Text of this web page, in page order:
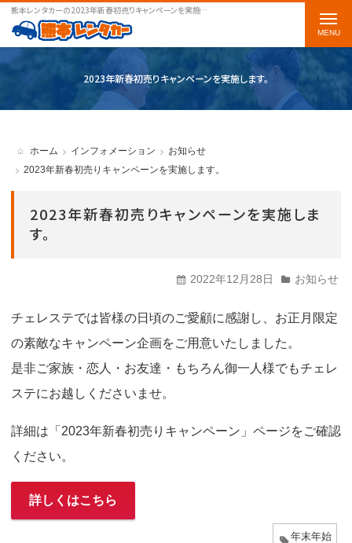
熊本レンタカーの2023年新春初売りキャンペーンを実施します。をご案内します
2023年新春初売りキャンペーンを実施します。
ホーム インフォメーション
お知らせ
2023年新春初売りキャンペーンを実施します。
2023年新春初売りキャンペーンを実施しま
す。
2022年12月28日 お知らせ
チェレステでは皆様の日頃のご愛顧に感謝し、お正月限定
の素敵なキャンペーン企画をご用意いたしました。
是非ご家族・恋人・お友達・もちろん御一人様でもチェレ
ステにお越しくださいませ。
詳細は「2023年新春初売りキャンペーン」ページをご確認
ください。
詳しくはこちら
年末年始
t
o
g
l
t
o